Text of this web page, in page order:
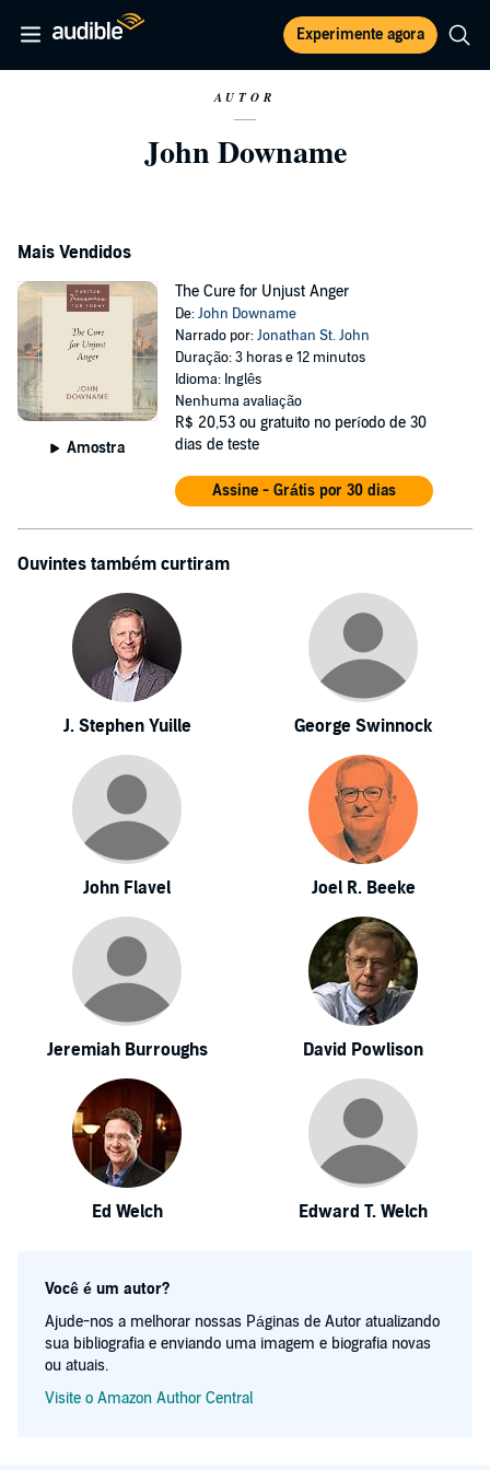
Experimente agora
AUTOR
John Downame
Mais Vendidos
Amostra
The Cure for Unjust Anger
De:John Downame
Narrado por:Jonathan St. John
Duração: 3 horas e 12 minutos
Idioma: Inglês
Nenhuma avaliação
R$ 20,53 ou gratuito no período de 30
dias de teste
Assine - Grátis por 30 dias
Ouvintes também curtiram
J. Stephen Yuille George Swinnock
John Flavel Joel R. Beeke
Jeremiah Burroughs David Powlison
Ed Welch Edward T. Welch
Você é um autor?
Ajude-nos a melhorar nossas Páginas de Autor atualizando
sua bibliografia e enviando uma imagem e biografia novas
ou atuais.
Visite o Amazon Author Central